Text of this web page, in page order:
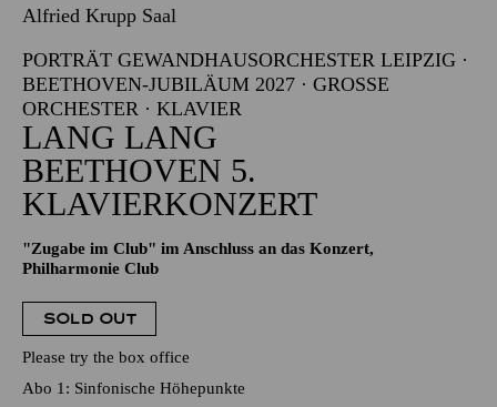
Alfried Krupp Saal
PORTRÄT GEWANDHAUSORCHESTER LEIPZIG ·
BEETHOVEN-JUBILÄUM 2027 · GROSSE O
RCHESTER · KLAVIER
LANG LANG
BEETHOVEN 5.
KLAVIERKONZERT
"Zugabe im Club" im Anschluss an das Konzert,
Philharmonie Club
SOLD OUT
Please try the box office
Abo 1: Sinfonische Höhepunkte